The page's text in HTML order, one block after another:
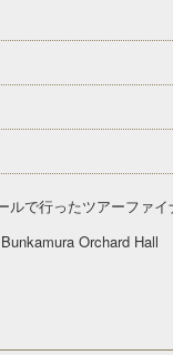
で行ったツアーファイ
Orchard Hall